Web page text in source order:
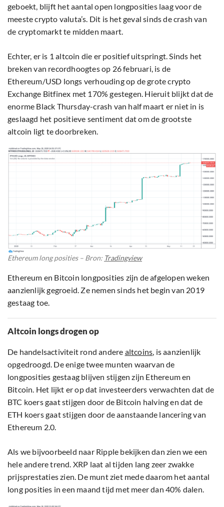
geboekt, blijft het aantal open longposities laag voor de
meeste crypto valuta’s. Dit is het geval sinds de crash van
de cryptomarkt te midden maart.
Echter, er is 1 altcoin die er positief uitspringt. Sinds het
breken van recordhoogtes op 26 februari, is de
Ethereum/USD longs verhouding op de grote crypto
Exchange Bitfinex met 170% gestegen. Hieruit blijkt dat de
enorme Black Thursday-crash van half maart er niet in is
geslaagd het positieve sentiment dat om de grootste
altcoin ligt te doorbreken.
Ethereum long posities – Bron: Tradingview
Ethereum en Bitcoin longposities zijn de afgelopen weken
aanzienlijk gegroeid. Ze nemen sinds het begin van 2019
gestaag toe.
Altcoin longs drogen op
De handelsactiviteit rond andere altcoins, is aanzienlijk
opgedroogd. De enige twee munten waarvan de
longposities gestaag blijven stijgen zijn Ethereum en
Bitcoin. Het lijkt er op dat investeerders verwachten dat de
BTC koers gaat stijgen door de Bitcoin halving en dat de
ETH koers gaat stijgen door de aanstaande lancering van
Ethereum 2.0.
Als we bijvoorbeeld naar Ripple bekijken dan zien we een
hele andere trend. XRP laat al tijden lang zeer zwakke
prijsprestaties zien. De munt ziet mede daarom het aantal
long posities in een maand tijd met meer dan 40% dalen.